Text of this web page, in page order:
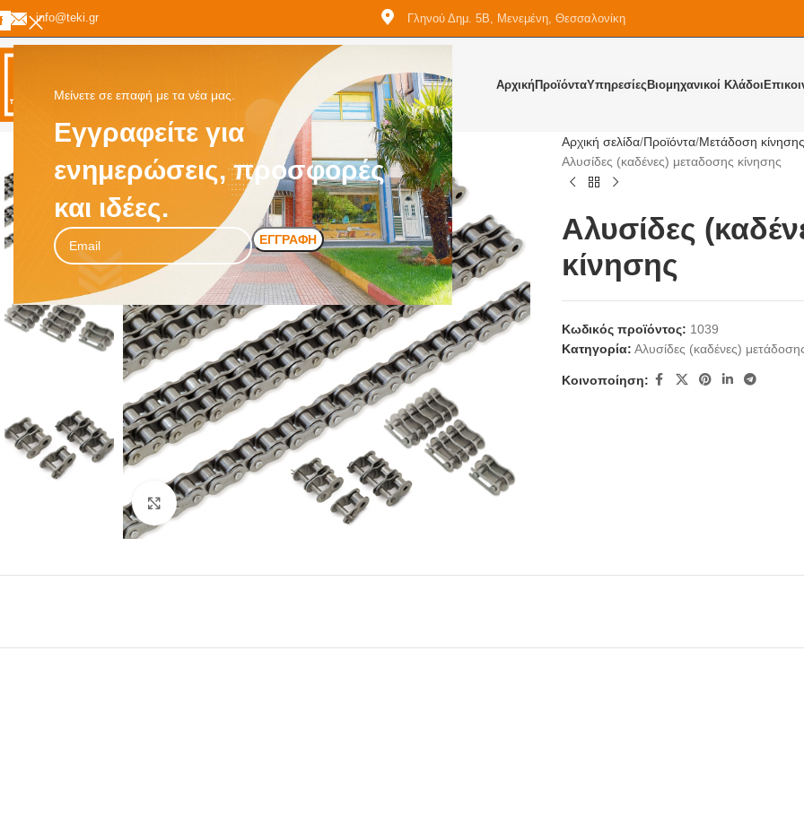
Μείνετε σε επαφή με τα νέα μας.
Εγγραφείτε για
ενημερώσεις, προσφορές
και ιδέες.
info@teki.gr Γληνού Δημ. 5Β, Μενεμένη, Θεσσαλονίκη
ΑρχικήΠροϊόνταΥπηρεσίεςΒιομηχανικοί Κλάδοι
Κάντε κλικ για μεγέθυνση
Αρχική σελίδα Προϊόντα Μετάδοση κίνησης
Αλυσίδες (καδένες) μεταδοσης κίνησης
Αλυσίδες
κίνησης
Κωδικός προϊόντος: 1039
Κατηγορία: Αλυσίδες (καδένες)
Κοινοποίηση: